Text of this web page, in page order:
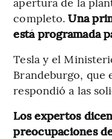
completo.Una
está programada
Tesla y el
Brandeburgo, que
respondió a las
Los expertos
preocupaciones